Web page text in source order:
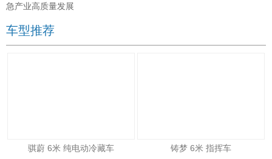
急产业高质量发展
车型推荐
骐蔚 6米 纯电动冷藏车
铸梦 6米 指挥车